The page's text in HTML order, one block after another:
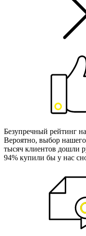
Безупречный рейтинг
Вероятно, выбор нашего
тысяч клиентов дошли
94% купили бы у нас